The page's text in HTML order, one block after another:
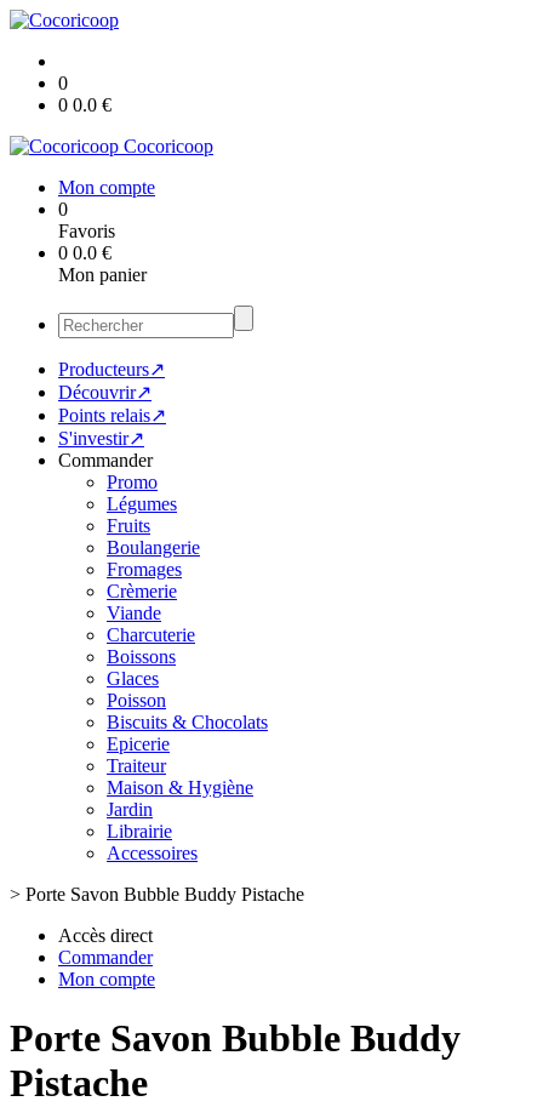
0
0 0.0 €
Cocoricoop
Mon compte
0
Favoris
0 0.0 €
Mon panier
Producteurs↗
Découvrir↗
Points relais↗
S'investir↗
Commander
Promo
Légumes
Fruits
Boulangerie
Fromages
Crèmerie
Viande
Charcuterie
Boissons
Glaces
Poisson
Biscuits & Chocolats
Epicerie
Traiteur
Maison & Hygiène
Jardin
Librairie
Accessoires
> Porte Savon Bubble Buddy Pistache
Accès direct
Commander
Mon compte
Porte Savon Bubble Buddy
Pistache